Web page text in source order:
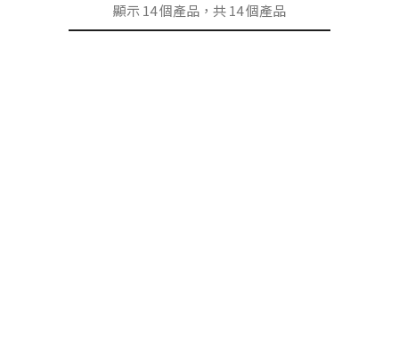
顯示 14個產品，共14個產品